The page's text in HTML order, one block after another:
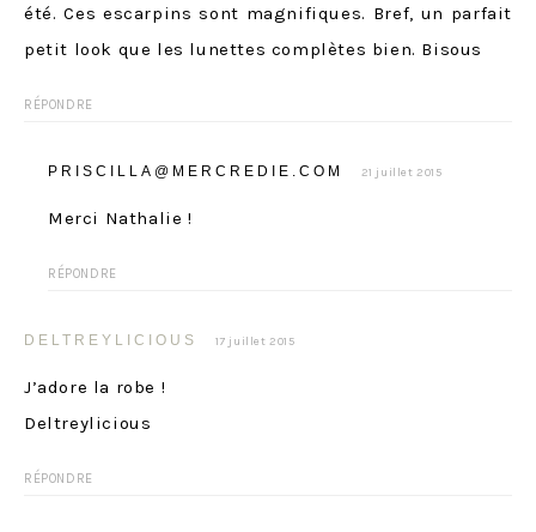
été. Ces escarpins sont magnifiques. Bref, un parfait
petit look que les lunettes complètes bien. Bisous
RÉPONDRE
PRISCILLA@MERCREDIE.COM 21 juillet 2015
Merci Nathalie !
RÉPONDRE
DELTREYLICIOUS 17 juillet 2015
J’adore la robe !
Deltreylicious
RÉPONDRE